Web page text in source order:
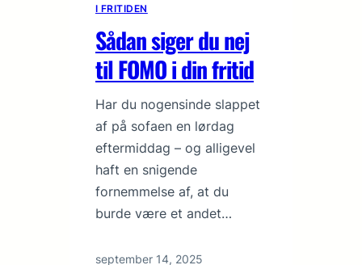
I FRITIDEN
Sådan siger du nej
til FOMO i din fritid
Har du nogensinde slappet
af på sofaen en lørdag
eftermiddag – og alligevel
haft en snigende
fornemmelse af, at du
burde være et andet…
september 14, 2025